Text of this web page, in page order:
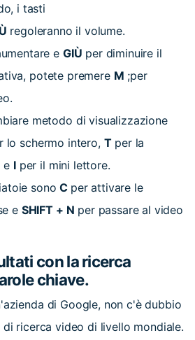
i tasti
regoleranno il volume.
e GIÙ per diminuire il
potete premere M ;per
metodo di visualizzazione
lo schermo intero, T per la
e I per il mini lettore.
sono C per attivare le
e SHIFT + N per passare al video
con la ricerca
chiave.
di Google, non c'è dubbio
ricerca video di livello mondiale.